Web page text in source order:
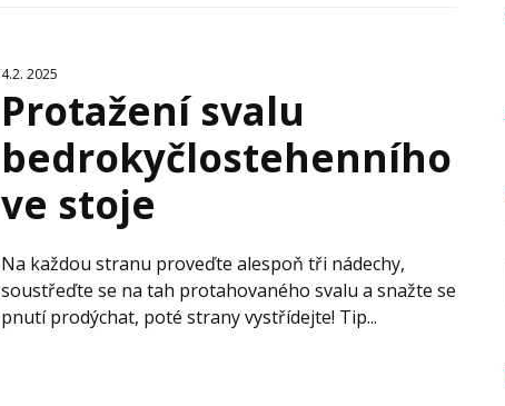
4.2. 2025
Protažení svalu
bedrokyčlostehenního
ve stoje
Na každou stranu proveďte alespoň tři nádechy,
soustřeďte se na tah protahovaného svalu a snažte se
pnutí prodýchat, poté strany vystřídejte! Tip...